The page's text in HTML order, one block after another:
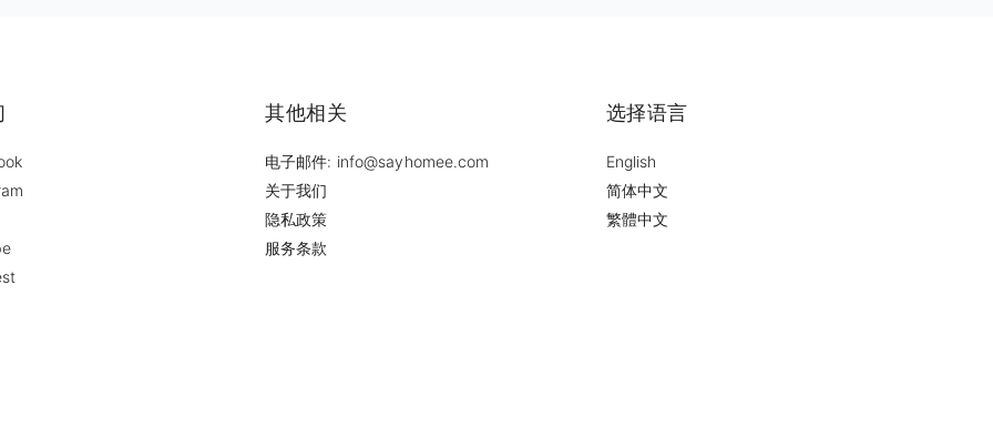
其他相关
电子邮件: info@sayhomee.com
关于我们
隐私政策
服务条款
选择语言
English
简体中文
繁體中文